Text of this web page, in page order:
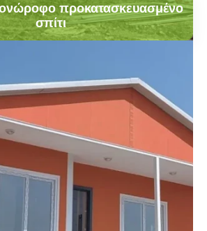
προκατασκευασμένο
σπίτι